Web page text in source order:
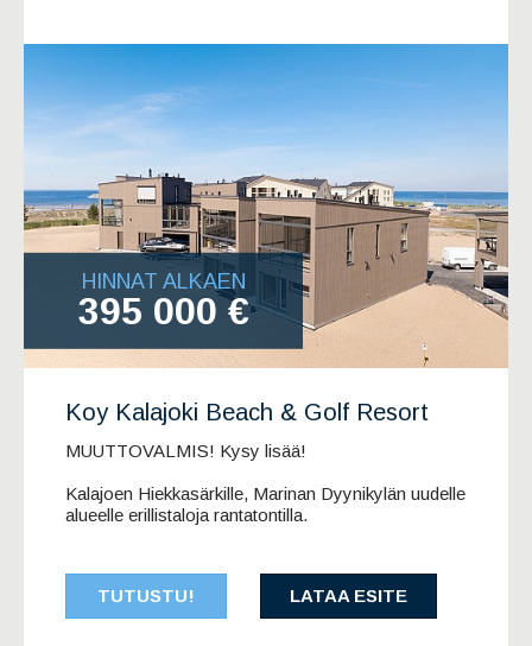
HINNAT ALKAEN
395 000 €
Koy Kalajoki Beach & Golf Resort
MUUTTOVALMIS! Kysy lisää!
Kalajoen Hiekkasärkille, Marinan Dyynikylän uudelle
alueelle erillistaloja rantatontilla.
TUTUSTU! LATAA ESITE